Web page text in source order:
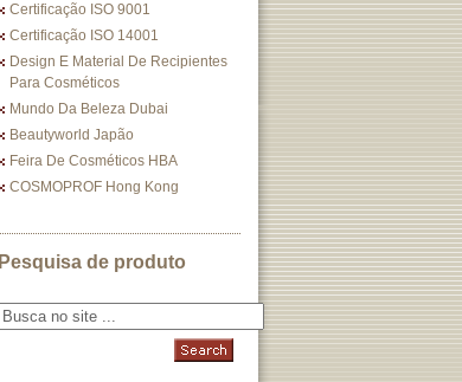
Certificação ISO 9001
Certificação ISO 14001
Design E Material De Recipientes
Para Cosméticos
Mundo Da Beleza Dubai
Beautyworld Japão
Feira De Cosméticos HBA
COSMOPROF Hong Kong
Pesquisa de produto